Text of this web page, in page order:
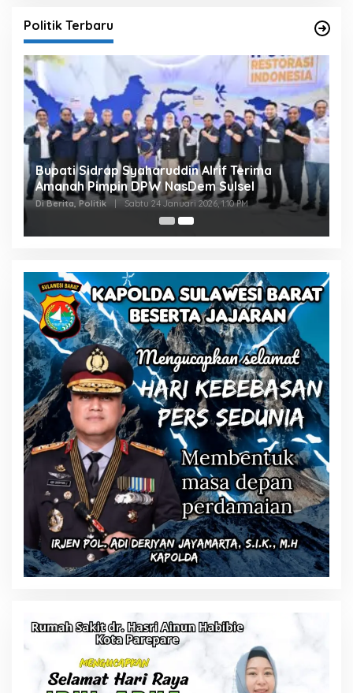
Politik Terbaru
Bupati Sidrap Syaharuddin Alrif Terima
Amanah Pimpin DPW NasDem Sulsel
Di Berita, Politik Sabtu 24 Januari 2026, 1:10 PM